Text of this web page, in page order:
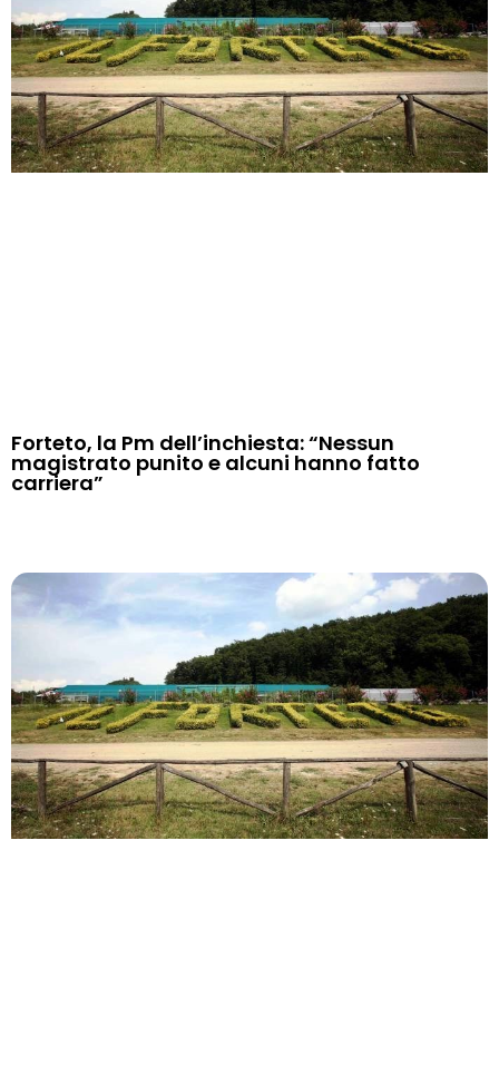
Forteto, la Pm dell’inchiesta: “Nessun
magistrato punito e alcuni hanno fatto
carriera”